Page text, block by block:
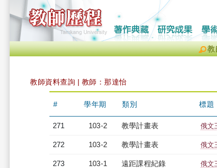
教
教師資料查詢 | 教師：那達怡
# 學年期 類別 標題
271 103-2 教學計畫表 俄文
272 103-2 教學計畫表 俄文
273 103-1 遠距課程紀錄 俄文